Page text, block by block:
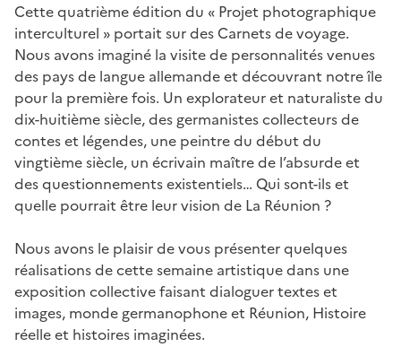
Cette quatrième édition du « Projet photographique
interculturel » portait sur des Carnets de voyage.
Nous avons imaginé la visite de personnalités venues
des pays de langue allemande et découvrant notre île
pour la première fois. Un explorateur et naturaliste du
dix-huitième siècle, des germanistes collecteurs de
contes et légendes, une peintre du début du
vingtième siècle, un écrivain maître de l’absurde et
des questionnements existentiels… Qui sont-ils et
quelle pourrait être leur vision de La Réunion ?
Nous avons le plaisir de vous présenter quelques
réalisations de cette semaine artistique dans une
exposition collective faisant dialoguer textes et
images, monde germanophone et Réunion, Histoire
réelle et histoires imaginées.